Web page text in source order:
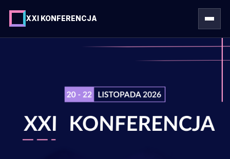
XXI KONFERENCJA